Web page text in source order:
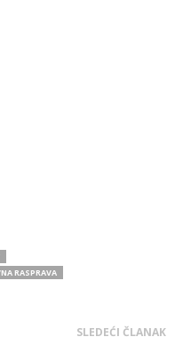
RASPRAVA
SLEDEĆI ČLANAK